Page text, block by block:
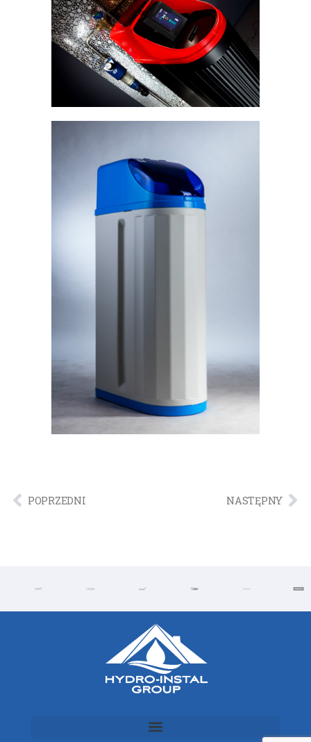
POPRZEDNI NASTĘPNY